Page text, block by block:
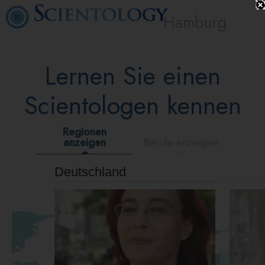
Hamburg
Lernen Sie einen
Scientologen kennen
Regionen
anzeigen
Deutschland